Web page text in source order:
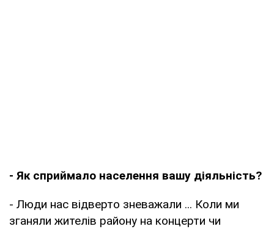
- Як сприймало населення вашу діяльність?
- Люди нас відверто зневажали ... Коли ми
зганяли жителів району на концерти чи